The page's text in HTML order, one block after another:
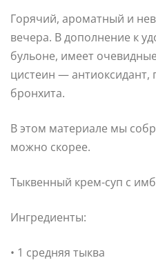
Горячий, ароматный и
вечера. В дополнение к
бульоне, имеет
цистеин — антиоксидант,
бронхита.
В этом материале мы
можно скорее.
Тыквенный крем-суп с
Ингредиенты:
• 1 средняя тыква